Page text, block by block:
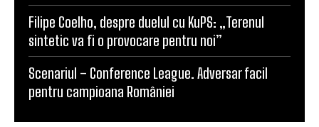
Filipe Coelho, despre duelul cu KuPS: „Terenul
sintetic va fi o provocare pentru noi”
Scenariul – Conference League. Adversar facil
pentru campioana României